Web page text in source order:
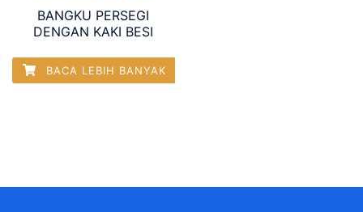
BANGKU PERSEGI
DENGAN KAKI BESI
BACA LEBIH BANYAK